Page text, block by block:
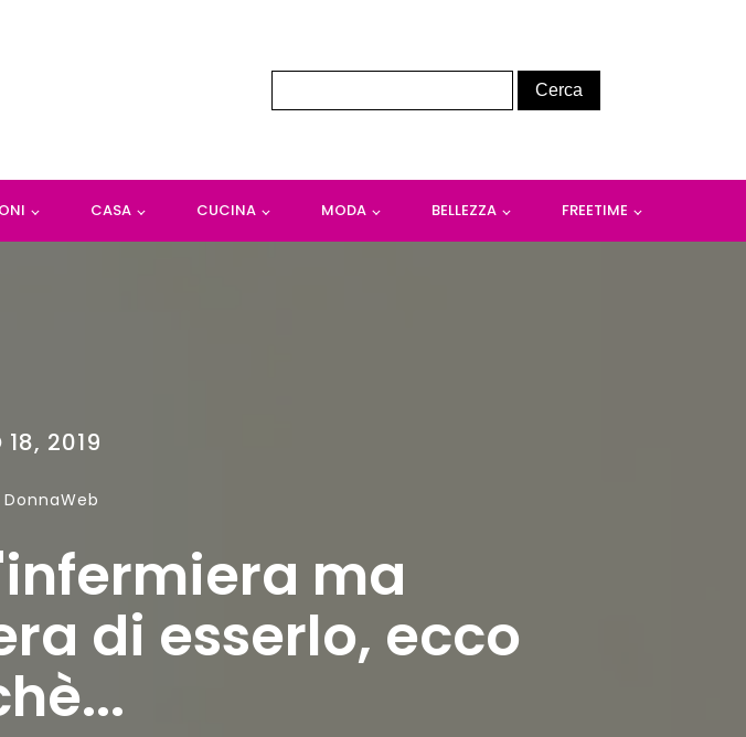
CASA CUCINA MODA BELLEZZA FREETIME
18, 2019
ma
di esserlo, ecco